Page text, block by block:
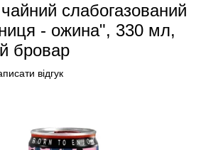
слабогазований
- ожина", 330 мл,
бровар
відгук